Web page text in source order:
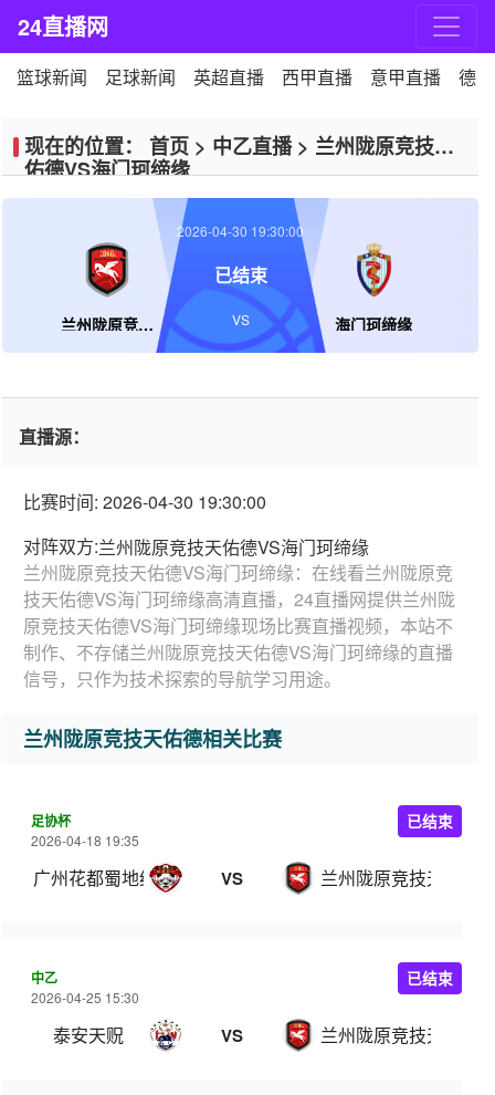
24直播网
篮球新闻 足球新闻 英超直播 西甲直播 意甲直播 德
现在的位置： 首页 > 中乙直播> 兰州陇原竞技天
佑德VS海门珂缔缘
兰州陇原竞技天佑德 海门珂缔缘
2026-04-30 19:30:00
已结束
VS
直播源：
比赛时间: 2026-04-30 19:30:00
对阵双方:兰州陇原竞技天佑德VS海门珂缔缘
兰州陇原竞技天佑德VS海门珂缔缘：在线看兰州陇原竞
技天佑德VS海门珂缔缘高清直播，24直播网提供兰州陇
原竞技天佑德VS海门珂缔缘现场比赛直播视频，本站不
制作、不存储兰州陇原竞技天佑德VS海门珂缔缘的直播
信号，只作为技术探索的导航学习用途。
兰州陇原竞技天佑德相关比赛
足协杯
2026-04-18 19:35
广州花都蜀地红 VS 兰州陇原竞技天佑德
已结束
中乙
2026-04-25 15:30
泰安天贶 VS 兰州陇原竞技天佑德
已结束